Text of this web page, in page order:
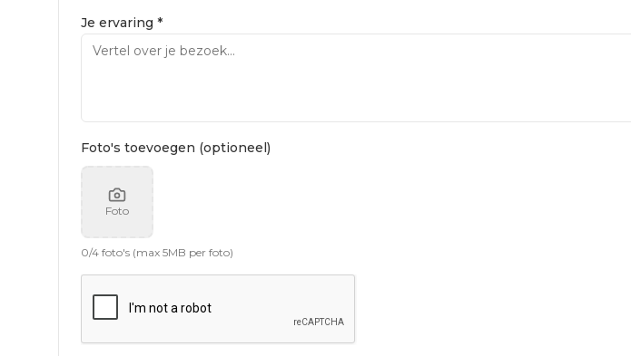
Je ervaring *
Foto's toevoegen (optioneel)
Foto
0/4 foto's (max 5MB per foto)